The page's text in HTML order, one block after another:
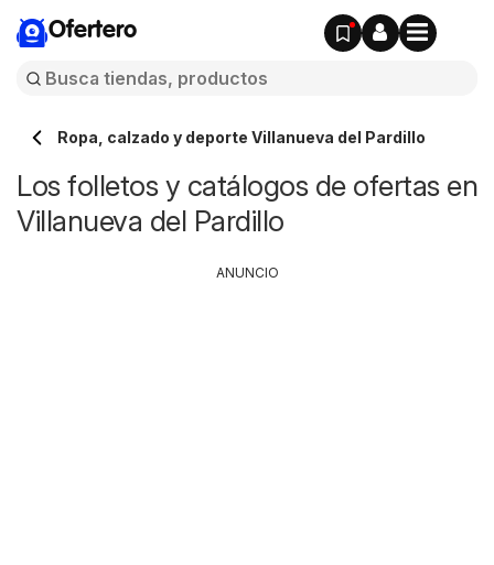
Ofertero
Ropa, calzado y deporte Villanueva del Pardillo
Los folletos y catálogos de ofertas en
Villanueva del Pardillo
ANUNCIO